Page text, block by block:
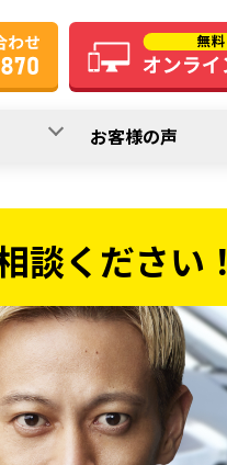
お客様の声
談ください！